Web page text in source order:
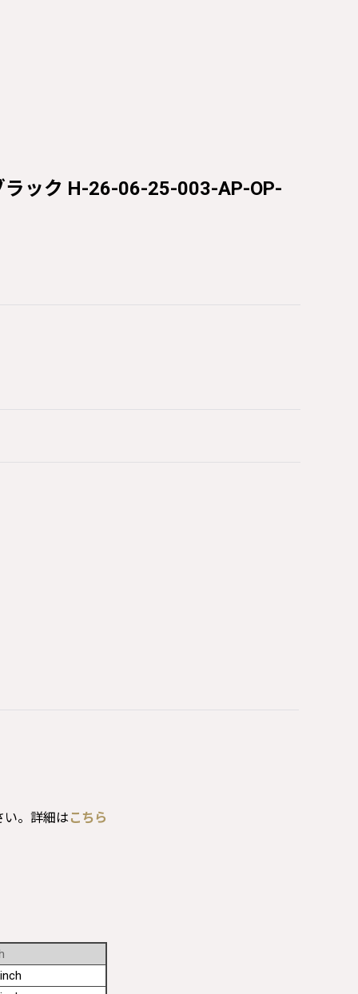
ック H-26-06-25-003-AP-OP-
い。詳細は こちら